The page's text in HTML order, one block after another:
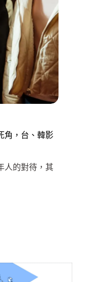
角，台、韓影
人的對待，其